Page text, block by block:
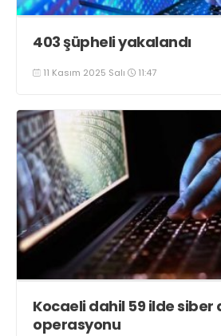
403 şüpheli yakalandı
11 Kasım 2025 Salı 11:47
Kocaeli dahil 59 ilde siber
operasyonu